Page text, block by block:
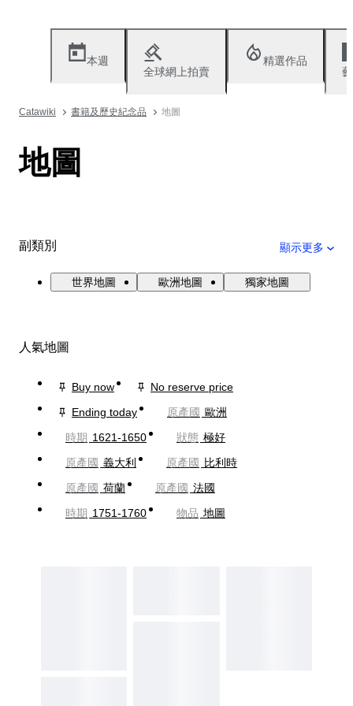
本週
全球網上拍賣
精選作品
Catawiki 書籍及歷史紀念品 地圖
地圖
副類別 顯示更多
世界地圖 歐洲地圖 獨家地圖
人氣地圖
Buy now
No reserve price
Ending today
原產國 歐洲
時期 1621-1650 狀態 極好
原產國 義大利 原產國
比利時
原產國 荷蘭 原產國 法國
時期 1751-1760 物品 地圖